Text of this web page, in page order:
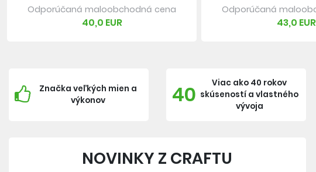
Odporúčaná maloobchodná cena
40,0 EUR
Odporúčaná
43,0 EUR
Značka veľkých mien a
výkonov
40
Viac ako 40 rokov
skúseností a vlastného
vývoja
NOVINKY Z CRAFTU